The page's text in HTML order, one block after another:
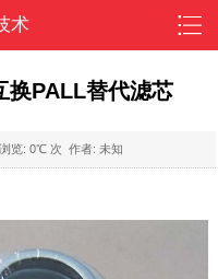
术
换PALL替代滤芯
览: 0℃ 次 作者: 未知